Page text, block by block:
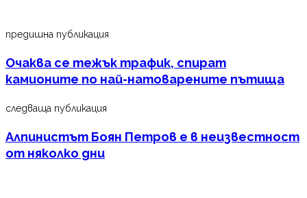
предишна публикация
Очаква се тежък трафик, спират
камионите по най-натоварените пътища
следваща публикация
Алпинистът Боян Петров е в неизвестност
от няколко дни